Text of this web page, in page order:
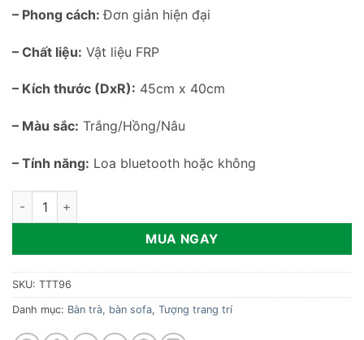
– Phong cách:Đơn giản hiện đại
– Chất liệu: Vật liệu FRP
– Kích thước (DxR): 45cm x 40cm
– Màu sắc: Trắng/Hồng/Nâu
– Tính năng: Loa bluetooth hoặc không
Bàn đầu giường đa năng hình thỏ TTT96 số lượng
MUA NGAY
SKU: TTT96
Danh mục: Bàn trà, bàn sofa, Tượng trang trí